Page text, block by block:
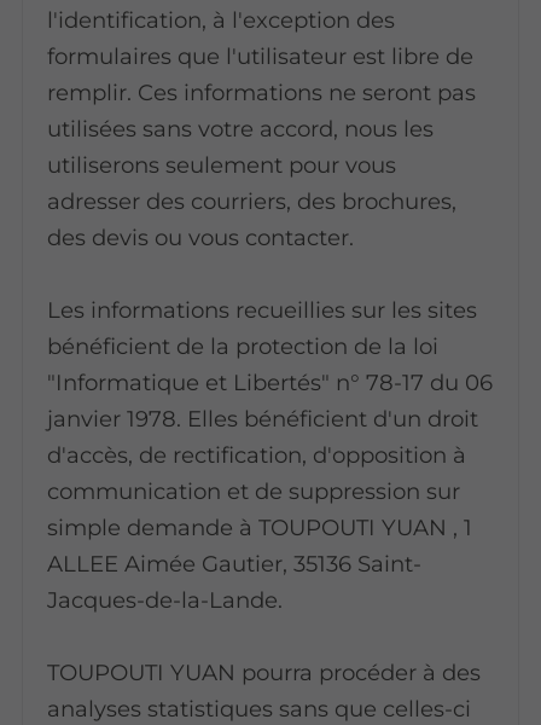
l'identification, à l'exception des
formulaires que l'utilisateur est libre de
remplir. Ces informations ne seront pas
utilisées sans votre accord, nous les
utiliserons seulement pour vous
adresser des courriers, des brochures,
des devis ou vous contacter.
Les informations recueillies sur les sites
bénéficient de la protection de la loi
"Informatique et Libertés" n° 78-17 du 06
janvier 1978. Elles bénéficient d'un droit
d'accès, de rectification, d'opposition à
communication et de suppression sur
simple demande à TOUPOUTI YUAN , 1
ALLEE Aimée Gautier, 35136 Saint-
Jacques-de-la-Lande.
TOUPOUTI YUAN pourra procéder à des
analyses statistiques sans que celles-ci